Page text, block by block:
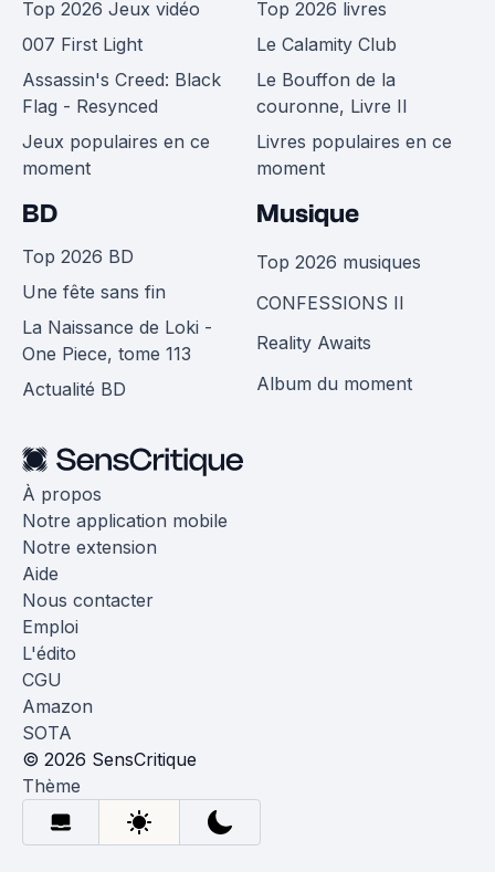
Top 2026 Jeux vidéo
007 First Light
Assassin's Creed: Black
Flag - Resynced
Jeux populaires en ce
moment
Top 2026 livres
Le Calamity Club
Le Bouffon de la
couronne, Livre II
Livres populaires en ce
moment
BD
Top 2026 BD
Une fête sans fin
La Naissance de Loki -
One Piece, tome 113
Actualité BD
Musique
Top 2026 musiques
CONFESSIONS II
Reality Awaits
Album du moment
À propos
Notre application mobile
Notre extension
Aide
Nous contacter
Emploi
L'édito
CGU
Amazon
SOTA
© 2026 SensCritique
Thème